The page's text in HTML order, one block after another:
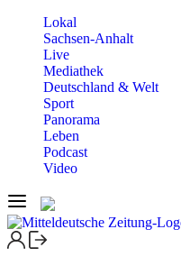
Lokal
Sachsen-Anhalt
Live
Mediathek
Deutschland & Welt
Sport
Panorama
Leben
Podcast
Video